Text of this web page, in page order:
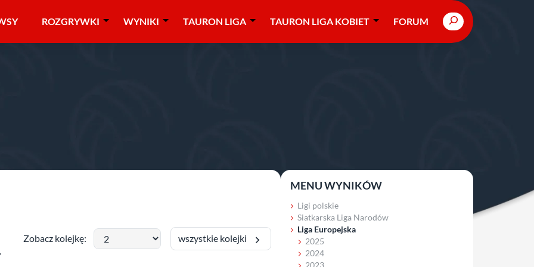
ROZGRYWKI WYNIKI TAURON LIGA TAURON LIGA KOBIET FORUM Search
Zobacz kolejkę: wszystkie kolejki
MENU WYNIKÓW
Ligi polskie
Siatkarska Liga Narodów
Liga Europejska
2025
2024